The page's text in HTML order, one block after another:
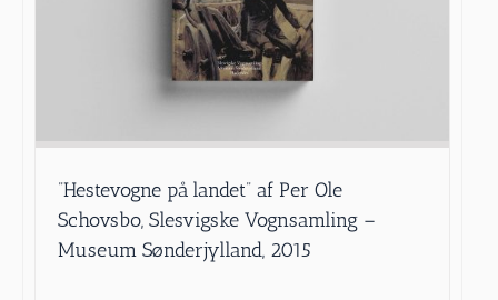
”Hestevogne på landet” af Per Ole
Schovsbo, Slesvigske Vognsamling –
Museum Sønderjylland, 2015